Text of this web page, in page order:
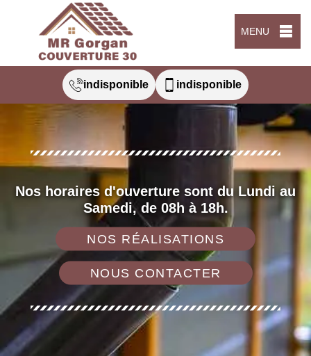
MENU
indisponible indisponible
Nos horaires d'ouverture sont du Lundi au
Samedi, de 08h à 18h.
NOS RÉALISATIONS
NOUS CONTACTER